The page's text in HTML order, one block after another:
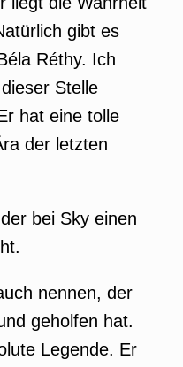
gibt es
Réthy. Ich
Stelle
hat eine tolle
der letzten
bei Sky einen
nennen, der
geholfen hat.
Legende. Er